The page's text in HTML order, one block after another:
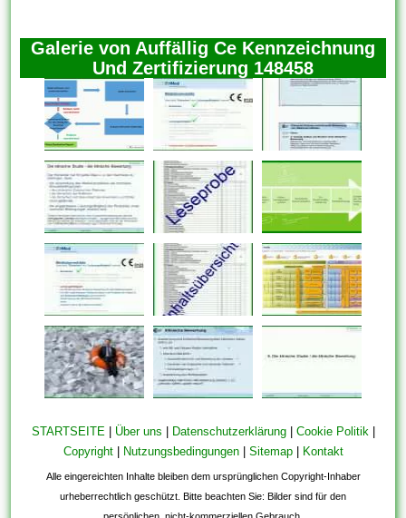
Galerie von Auffällig Ce Kennzeichnung
Und Zertifizierung 148458
STARTSEITE Über uns Datenschutzerklärung| Cookie Politik
Copyright| Nutzungsbedingungen| Sitemap| Kontakt
Alle eingereichten Inhalte bleiben dem ursprünglichen Copyright-Inhaber
urheberrechtlich geschützt. Bitte beachten Sie: Bilder sind für den